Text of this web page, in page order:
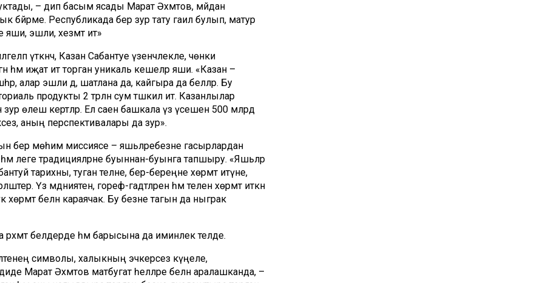
– дип басым ясады Марат Әхмәтов, мәйдан
бәйрәме. Республикада бер зур тату гаилә булып, матур
яши, эшли, хезмәт итә»
үткәнчә, Казан Сабантуе үзенчәлекле, чөнки
иҗат итә торган уникаль кешеләр яши. «Казан –
алар эшли дә, шатлана да, кайгыра да беләләр. Бу
продукты 2 трлн сум тәшкил итә. Казанлылар
өлеш кертәләр. Ел саен башкала үз үсешенә 500 млрд
аның перспективалары да зур».
бер мөһим миссиясе – яшьләребезне гасырлардан
әлеге традицияләрне буыннан-буынга тапшыру. «Яшьләр
тарихны, туган телне, бер-береңне хөрмәт итүне,
Үз мәдәниятен, гореф-гадәтләрен һәм телен хөрмәт иткән
белән караячак. Бу безне тагын да ныграк
белдерде һәм барысына да иминлек теләде.
символы, халыкның эчкерсез күңеле,
Марат Әхмәтов матбугат әһелләре белән аралашканда, –